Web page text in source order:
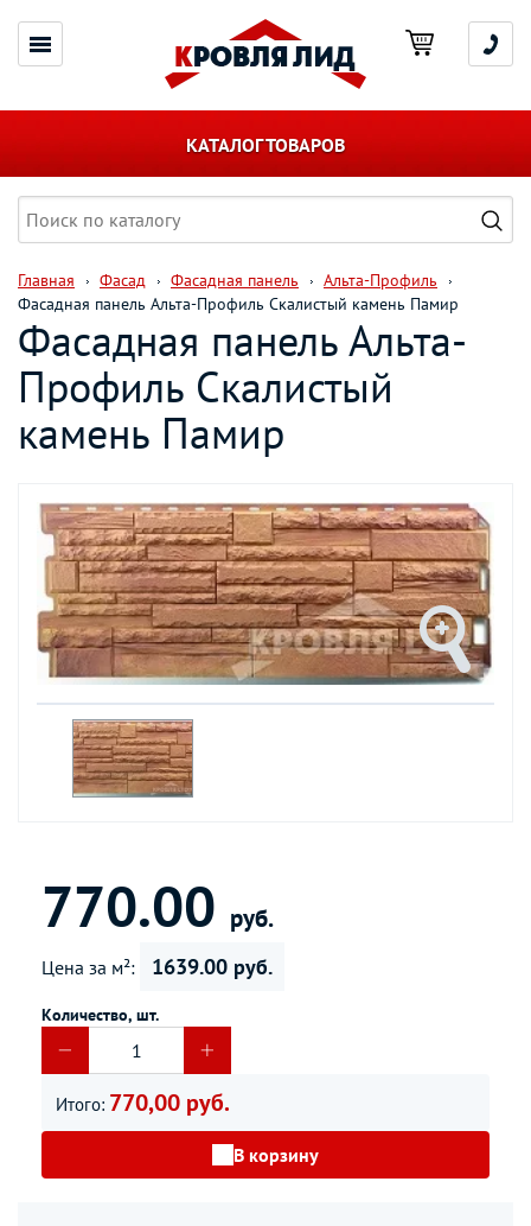
КАТАЛОГ ТОВАРОВ
Главная Фасад Фасадная панель
Альта-Профиль
Фасадная панель Альта-Профиль Скалистый камень Памир
Фасадная панель Альта-
Профиль Скалистый
камень Памир
770.00 руб.
Цена за м²: 1639.00 руб.
Количество, шт.
Итого: 770,00 руб.
В корзину